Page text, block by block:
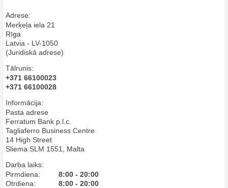
Adrese:
Merķeļa iela 21
Rīga
Latvia - LV-1050
(Juridiskā adrese)
Tālrunis:
+371 66100023
+371 66100028
Informācija:
Pasta adrese
Ferratum Bank p.l.c.
Tagliaferro Business Centre
14 High Street
Sliema SLM 1551, Malta
Darba laiks:
Pirmdiena:
8:00 - 20:00
Otrdiena:
8:00 - 20:00